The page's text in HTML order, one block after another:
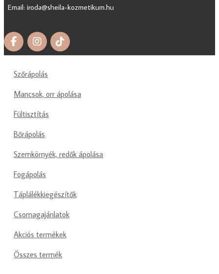
Email: iroda@sheila-kozmetikum.hu
Szőrápolás
Mancsok, orr ápolása
Fültisztítás
Bőrápolás
Szemkörnyék, redők ápolása
Fogápolás
Táplálékkiegészítők
Csomagajánlatok
Akciós termékek
Összes termék